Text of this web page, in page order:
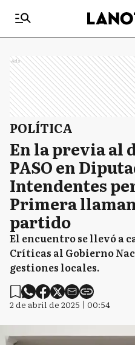
Ads
POLÍTICA
En la previa al
PASO en
Intendentes
Primera
partido
El encuentro se llevó a
Críticas al Gobierno
gestiones locales.
2 de abril de 2025 | 00:54